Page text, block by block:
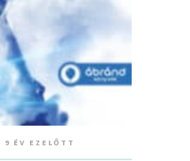
9 ÉV EZELŐTT